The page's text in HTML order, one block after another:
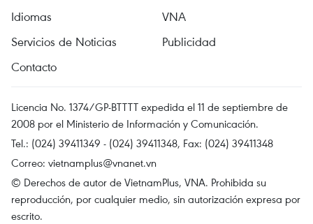
Idiomas
VNA
Servicios de Noticias
Publicidad
Contacto
Licencia No. 1374/GP-BTTTT expedida el 11 de septiembre de
2008 por el Ministerio de Información y Comunicación.
Tel.: (024) 39411349 - (024) 39411348, Fax: (024) 39411348
Correo: vietnamplus@vnanet.vn
© Derechos de autor de VietnamPlus, VNA. Prohibida su
reproducción, por cualquier medio, sin autorización expresa por
escrito.